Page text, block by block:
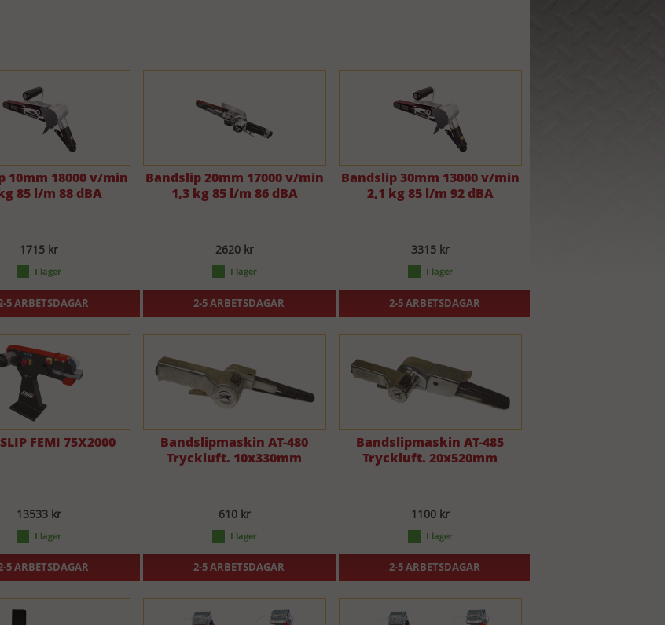
10mm 18000 v/min
85 l/m 88 dBA
1715 kr
5 ARBETSDAGAR
Bandslip 20mm 17000 v/min
1,3 kg 85 l/m 86 dBA
2620 kr
2-5 ARBETSDAGAR
Bandslip 30mm 13000 v/min
2,1 kg 85 l/m 92 dBA
3315 kr
2-5 ARBETSDAGAR
FEMI 75X2000
13533 kr
5 ARBETSDAGAR
Bandslipmaskin AT-480
Tryckluft. 10x330mm
610 kr
2-5 ARBETSDAGAR
Bandslipmaskin AT-485
Tryckluft. 20x520mm
1100 kr
2-5 ARBETSDAGAR